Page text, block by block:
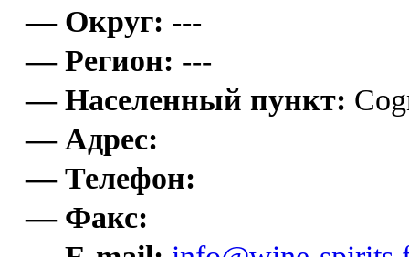
— Округ: ---
— Регион: ---
— Населенный пункт:
— Адрес:
— Телефон:
— Факс: